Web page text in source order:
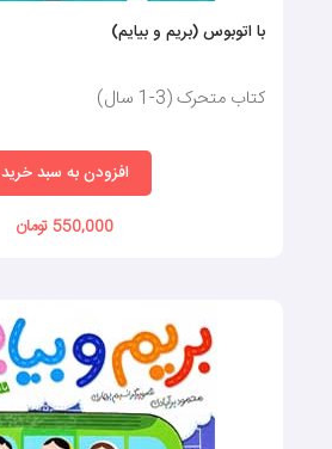
با اتوبوس (بریم و بیایم)
کتاب متحرک (3-1 سال)
افزودن به سبد خرید
550,000 تومان